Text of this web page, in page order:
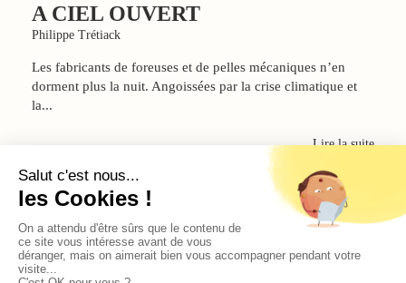
A CIEL OUVERT
Philippe Trétiack
Les fabricants de foreuses et de pelles mécaniques n’en
dorment plus la nuit. Angoissées par la crise climatique et
la...
Lire la suite